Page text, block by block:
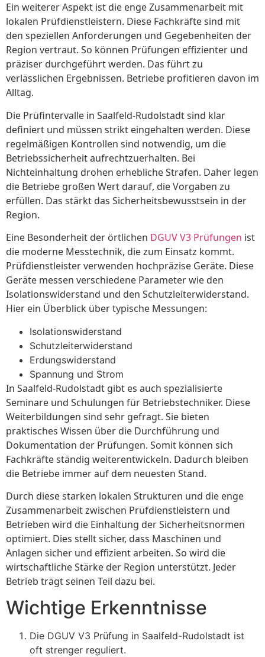
Ein weiterer Aspekt ist die enge Zusammenarbeit mit
lokalen Prüfdienstleistern. Diese Fachkräfte sind mit
den speziellen Anforderungen und Gegebenheiten der
Region vertraut. So können Prüfungen effizienter und
präziser durchgeführt werden. Das führt zu
verlässlichen Ergebnissen. Betriebe profitieren davon im
Alltag.
Die Prüfintervalle in Saalfeld-Rudolstadt sind klar
definiert und müssen strikt eingehalten werden. Diese
regelmäßigen Kontrollen sind notwendig, um die
Betriebssicherheit aufrechtzuerhalten. Bei
Nichteinhaltung drohen erhebliche Strafen. Daher legen
die Betriebe großen Wert darauf, die Vorgaben zu
erfüllen. Das stärkt das Sicherheitsbewusstsein in der
Region.
Eine Besonderheit der örtlichen DGUV V3 Prüfungen ist
die moderne Messtechnik, die zum Einsatz kommt.
Prüfdienstleister verwenden hochpräzise Geräte. Diese
Geräte messen verschiedene Parameter wie den
Isolationswiderstand und den Schutzleiterwiderstand.
Hier ein Überblick über typische Messungen:
Isolationswiderstand
Schutzleiterwiderstand
Erdungswiderstand
Spannung und Strom
In Saalfeld-Rudolstadt gibt es auch spezialisierte
Seminare und Schulungen für Betriebstechniker. Diese
Weiterbildungen sind sehr gefragt. Sie bieten
praktisches Wissen über die Durchführung und
Dokumentation der Prüfungen. Somit können sich
Fachkräfte ständig weiterentwickeln. Dadurch bleiben
die Betriebe immer auf dem neuesten Stand.
Durch diese starken lokalen Strukturen und die enge
Zusammenarbeit zwischen Prüfdienstleistern und
Betrieben wird die Einhaltung der Sicherheitsnormen
optimiert. Dies stellt sicher, dass Maschinen und
Anlagen sicher und effizient arbeiten. So wird die
wirtschaftliche Stärke der Region unterstützt. Jeder
Betrieb trägt seinen Teil dazu bei.
Wichtige Erkenntnisse
Die DGUV V3 Prüfung in Saalfeld-Rudolstadt ist
oft strenger reguliert.